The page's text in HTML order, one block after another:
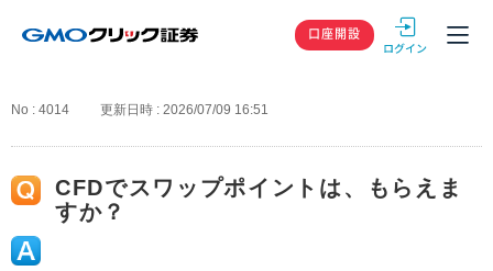
GMOクリック
口座開設
No : 4014 更新日時 : 2026/07/09 16:51
CFDでスワップポイントは、もらえま
すか？